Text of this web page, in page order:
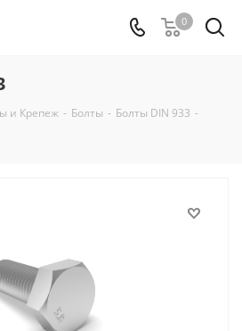
0
и Крепеж - Болты - Болты DIN 933 -